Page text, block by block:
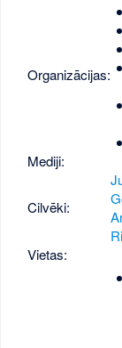
Organizācijas:
Mediji:
Cilvēki:
Vietas: